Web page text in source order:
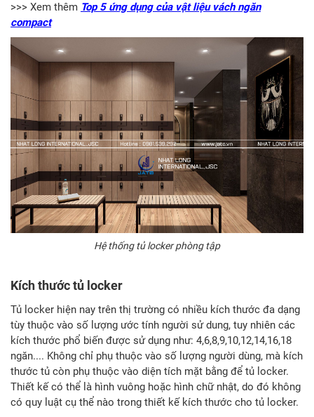
>>> Xem thêm Top 5 ứng dụng của vật liệu vách ngăn
compact
Hệ thống tủ locker phòng tập
Kích thước tủ locker
Tủ locker hiện nay trên thị trường có nhiều kích thước đa dạng
tùy thuộc vào số lượng ước tính người sử dung, tuy nhiên các
kích thước phổ biến được sử dụng như: 4,6,8,9,10,12,14,16,18
ngăn.... Không chỉ phụ thuộc vào số lượng người dùng, mà kích
thước tủ còn phụ thuộc vào diện tích mặt bằng để tủ locker.
Thiết kế có thể là hình vuông hoặc hình chữ nhật, do đó không
có quy luật cụ thể nào trong thiết kế kích thước cho tủ locker.